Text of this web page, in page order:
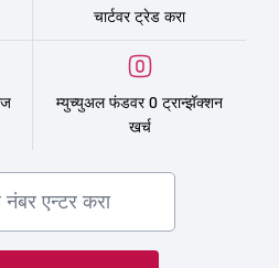
चार्टवर ट्रेड करा
म्युच्युअल फंडवर 0 ट्रान्झॅक्शन
खर्च